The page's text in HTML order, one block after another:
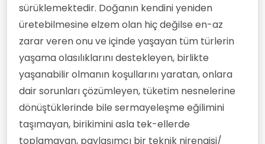
sürüklemektedir. Doğanın kendini yeniden
üretebilmesine elzem olan hiç değilse en-az
zarar veren onu ve içinde yaşayan tüm türlerin
yaşama olasılıklarını destekleyen, birlikte
yaşanabilir olmanın koşullarını yaratan, onlara
dair sorunları çözümleyen, tüketim nesnelerine
dönüştüklerinde bile sermayeleşme eğilimini
taşımayan, birikimini asla tek-ellerde
toplamayan, paylaşımcı bir teknik nirengisi/